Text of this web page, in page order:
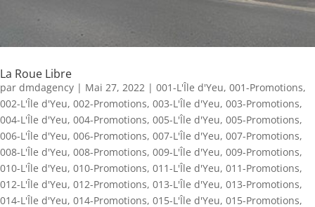
La Roue Libre
par dmdagency | Mai 27, 2022 | 001-L'Île d'Yeu, 001-Promotions,
002-L'Île d'Yeu, 002-Promotions, 003-L'Île d'Yeu, 003-Promotions,
004-L'Île d'Yeu, 004-Promotions, 005-L'Île d'Yeu, 005-Promotions,
006-L'Île d'Yeu, 006-Promotions, 007-L'Île d'Yeu, 007-Promotions,
008-L'Île d'Yeu, 008-Promotions, 009-L'Île d'Yeu, 009-Promotions,
010-L'Île d'Yeu, 010-Promotions, 011-L'Île d'Yeu, 011-Promotions,
012-L'Île d'Yeu, 012-Promotions, 013-L'Île d'Yeu, 013-Promotions,
014-L'Île d'Yeu, 014-Promotions, 015-L'Île d'Yeu, 015-Promotions,